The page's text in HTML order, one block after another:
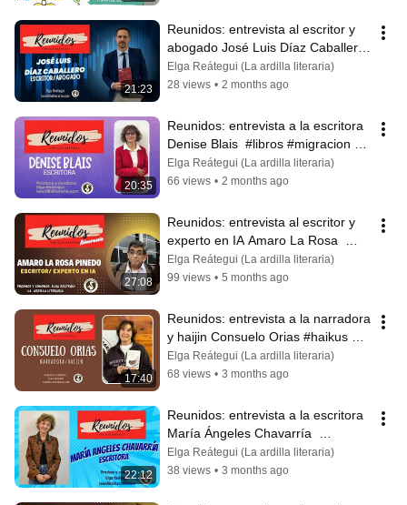
21:23
Reunidos: entrevista al escritor y
abogado José Luis Díaz Caballero
#poeta #poemario #literatura
Elga Reátegui (La ardilla literaria)
28 views • 2 months ago
20:35
Reunidos: entrevista a la escritora
Denise Blais  #libros #migracion
#viajes #introspeccion #amor
Elga Reátegui (La ardilla literaria)
66 views • 2 months ago
27:08
Reunidos: entrevista al escritor y
experto en IA Amaro La Rosa
#inteligenciaartificial #escritor
Elga Reátegui (La ardilla literaria)
99 views • 5 months ago
17:40
Reunidos: entrevista a la narradora
y haijin Consuelo Orias #haikus
#haikupoems #libros
Elga Reátegui (La ardilla literaria)
68 views • 3 months ago
22:12
Reunidos: entrevista a la escritora
María Ángeles Chavarría
#entrevista  #poemario
#Papiroflexias
Elga Reátegui (La ardilla literaria)
38 views • 3 months ago